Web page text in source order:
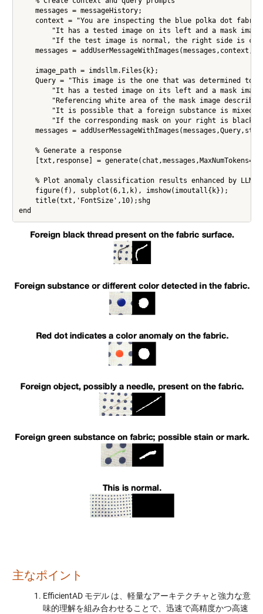
    messages = messageHistory;
context = "You are inspecting the blue polka dot
"It has a tested image on its left and a mask
"If the test image is normal, the right side is
messages =
    image_path = imdsllm.Files{k};
Query = "This image is the one that was determined to
"It has a tested image on its left and a mask
"Referencing white area of the mask image
"It is possible that a foreign substance is mixed
"If the corresponding mask on your right is black
messages =
    % Generate a response
[txt,response] =
    % Plot anomaly classification results enhanced by LLM
    figure(f), subplot(6,1,k), imshow(imoutall{k});
    title(txt,'FontSize',10);shg
主なポイント
EfficientAD モデル は、軽量なアーキテクチャと強力な意
味的理解を組み合わせることで、迅速で高精度かつ高速